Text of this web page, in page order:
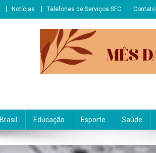
Notícias Telefones de Serviços SFC Contato
Brasil Educação Esporte Saúde